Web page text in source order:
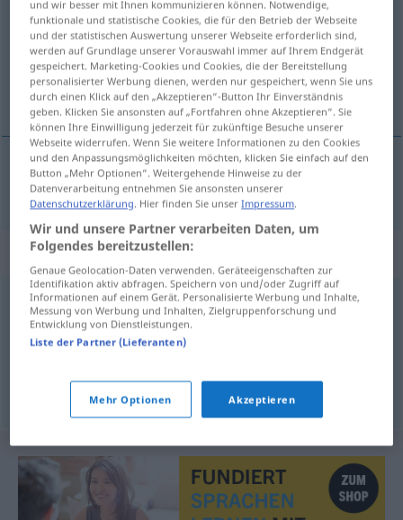
Übersicht aller Übersetzungen
(Für mehr Details die Übersetzung anklicken/antippen)
isprava, dokument, spis
isprava, dokument,spis Dokument
Synonyme für "Dokument"
Unterlage,Beleg,Schriftstück,Urkunde
© OpenThesaurus.de
und wir besser mit Ihnen kommunizieren können. Notwendige,
funktionale und statistische Cookies, die für den Betrieb der Webseite
und der statistischen Auswertung unserer Webseite erforderlich sind,
werden auf Grundlage unserer Vorauswahl immer auf Ihrem Endgerät
gespeichert. Marketing-Cookies und Cookies, die der Bereitstellung
personalisierter Werbung dienen, werden nur gespeichert, wenn Sie uns
durch einen Klick auf den „Akzeptieren“-Button Ihr Einverständnis
geben. Klicken Sie ansonsten auf „Fortfahren ohne Akzeptieren“. Sie
können Ihre Einwilligung jederzeit für zukünftige Besuche unserer
Webseite widerrufen. Wenn Sie weitere Informationen zu den Cookies
und den Anpassungsmöglichkeiten möchten, klicken Sie einfach auf den
Button „Mehr Optionen“. Weitergehende Hinweise zu der
Datenverarbeitung entnehmen Sie ansonsten unserer
Datenschutzerklärung. Hier finden Sie unserImpressum.
Wir und unsere Partner verarbeiten Daten, um
Folgendes bereitzustellen:
Genaue Geolocation-Daten verwenden. Geräteeigenschaften zur
Identifikation aktiv abfragen. Speichern von und/oder Zugriff auf
Informationen auf einem Gerät. Personalisierte Werbung und Inhalte,
Messung von Werbung und Inhalten, Zielgruppenforschung und
Entwicklung von Dienstleistungen.
Liste der Partner (Lieferanten)
Mehr Optionen Akzeptieren